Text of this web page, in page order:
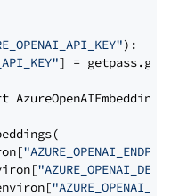
):
] =